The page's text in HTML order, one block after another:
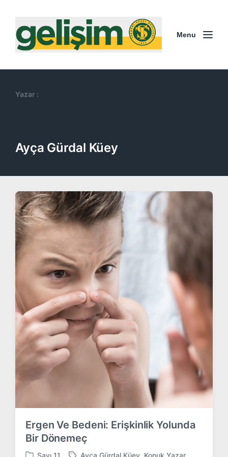
Menu
Yazar :
Ayça Gürdal Küey
Ergen Ve Bedeni: Erişkinlik Yolunda
Bir Dönemeç